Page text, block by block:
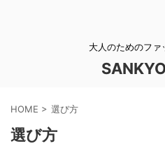
大人のためのファ
HOME > 選び方
選び方